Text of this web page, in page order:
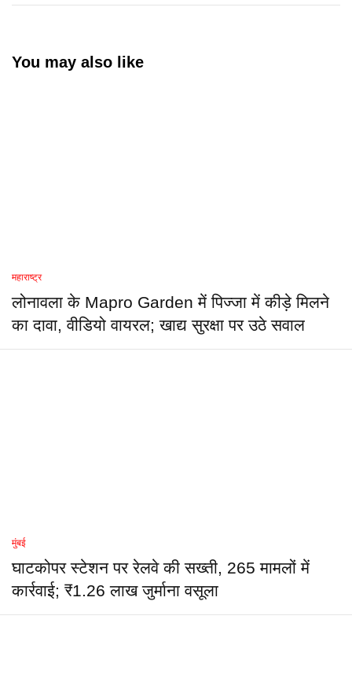
You may also like
महाराष्ट्र
लोनावला के Mapro Garden में पिज्जा में कीड़े मिलने
का दावा, वीडियो वायरल; खाद्य सुरक्षा पर उठे सवाल
मुंबई
घाटकोपर स्टेशन पर रेलवे की सख्ती, 265 मामलों में
कार्रवाई; ₹1.26 लाख जुर्माना वसूला